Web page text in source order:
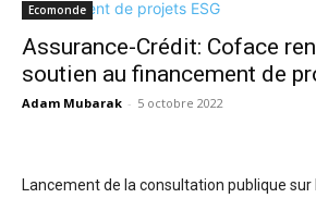
Ecomonde
Assurance-Crédit: Coface
soutien au financement de
Adam Mubarak - 5 octobre 2022
Lancement de la consultation publique sur